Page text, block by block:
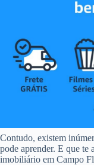
Contudo, existem
pode aprender. E que te
imobiliário em Campo